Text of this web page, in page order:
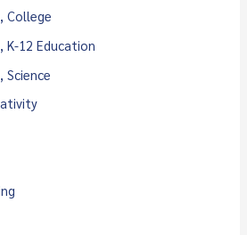
College
K-12 Education
Science